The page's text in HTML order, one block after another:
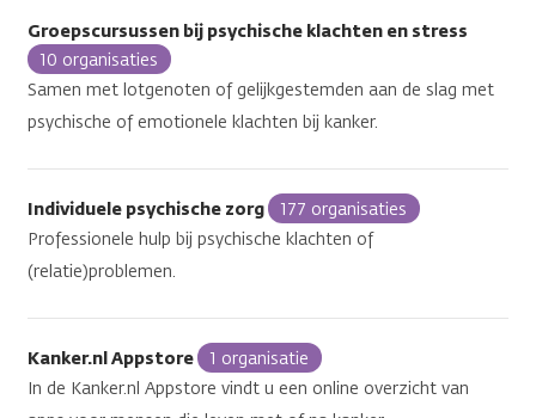
Groepscursussen bij psychische klachten en stress
10 organisaties
Samen met lotgenoten of gelijkgestemden aan de slag met
psychische of emotionele klachten bij kanker.
Individuele psychische zorg
177 organisaties
Professionele hulp bij psychische klachten of
(relatie)problemen.
Kanker.nl Appstore
1 organisatie
In de Kanker.nl Appstore vindt u een online overzicht van